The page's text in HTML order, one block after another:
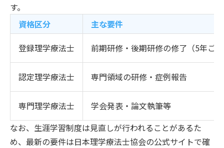
す。
資格区分
主な要件
登録理学療法士
前期研修・後期研修の修了（5年ご
認定理学療法士 専門領域の研修・症例報告
専門理学療法士
学会発表・論文執筆等
なお、生涯学習制度は見直しが行われることがあるた
め、最新の要件は日本理学療法士協会の公式サイトで確